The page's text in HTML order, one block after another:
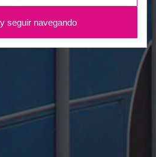
seguir navegando